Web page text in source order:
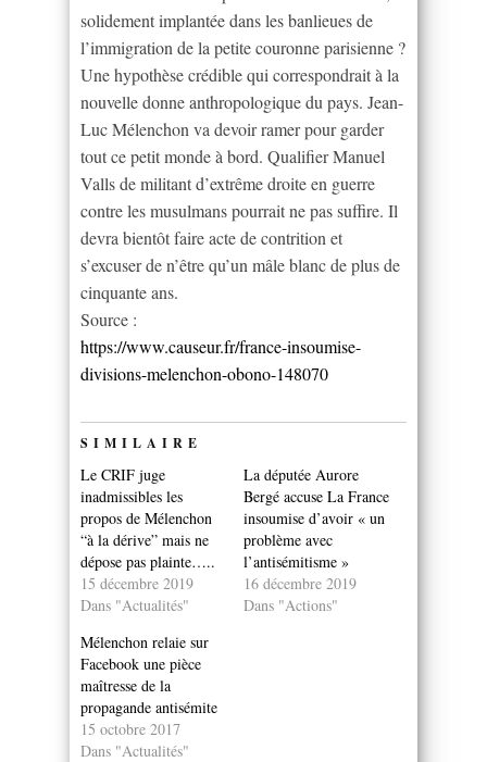
solidement implantée dans les banlieues de
l’immigration de la petite couronne parisienne ?
Une hypothèse crédible qui correspondrait à la
nouvelle donne anthropologique du pays. Jean-
Luc Mélenchon va devoir ramer pour garder
tout ce petit monde à bord. Qualifier Manuel
Valls de militant d’extrême droite en guerre
contre les musulmans pourrait ne pas suffire. Il
devra bientôt faire acte de contrition et
s’excuser de n’être qu’un mâle blanc de plus de
cinquante ans.
Source :
https://www.causeur.fr/france-insoumise-
divisions-melenchon-obono-148070
SIMILAIRE
Le CRIF juge
inadmissibles les
propos de Mélenchon
“à la dérive” mais ne
dépose pas plainte…..
15 décembre 2019
Dans "Actualités"
La députée Aurore
Bergé accuse La France
insoumise d’avoir « un
problème avec
l’antisémitisme »
16 décembre 2019
Dans "Actions"
Mélenchon relaie sur
Facebook une pièce
maîtresse de la
propagande antisémite
15 octobre 2017
Dans "Actualités"